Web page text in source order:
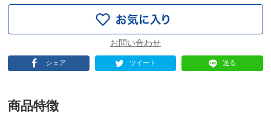
シェア ツイート 送る
商品特徴